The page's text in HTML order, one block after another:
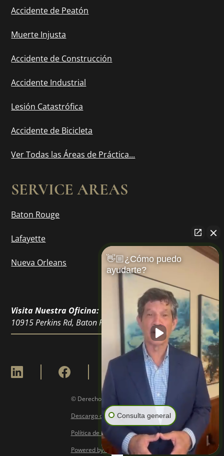
Accidente de Peatón
Muerte Injusta
Accidente de Construcción
Accidente Industrial
Lesión Catastrófica
Accidente de Bicicleta
Ver Todas las Áreas de Práctica...
SERVICE AREAS
Baton Rouge
Lafayette
Nueva Orleans
Visita Nuestra Oficina:
10915 Perkins Rd, Baton Rouge, LA 70810
© Derechos de Autor
Descargo de Responsabilidad
Política de Privacidad
Powered by: 6point Digital
👋🏼¿Cómo puedo
ayudarte?
Consulta general